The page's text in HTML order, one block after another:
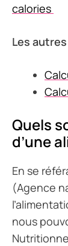
calories
Les
Quels
d’une
En se
(Agence
nous